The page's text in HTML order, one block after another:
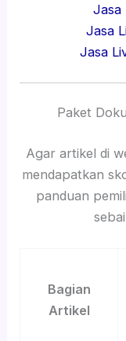
Jasa
Jasa
Jasa
Paket
Agar artikel di
mendapatkan
panduan
Bagian
Artikel